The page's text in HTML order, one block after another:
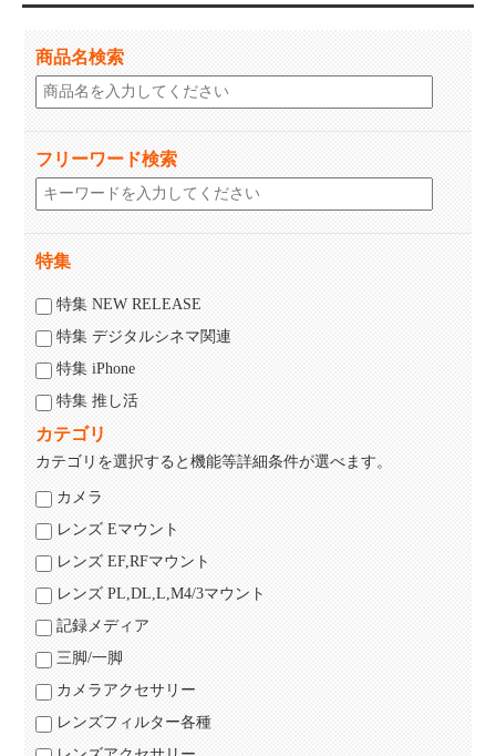
商品名検索
フリーワード検索
特集
特集 NEW RELEASE
特集 デジタルシネマ関連
特集 iPhone
特集 推し活
カテゴリ
カテゴリを選択すると機能等詳細条件が選べます。
カメラ
レンズ Eマウント
レンズ EF,RFマウント
レンズ PL,DL,L,M4/3マウント
記録メディア
三脚/一脚
カメラアクセサリー
レンズフィルター各種